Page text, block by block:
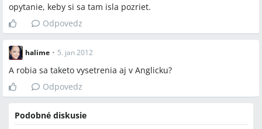
opytanie, keby si sa tam isla pozriet.
Odpovedz
halime • 5. jan 2012
A robia sa taketo vysetrenia aj v Anglicku?
Odpovedz
Podobné diskusie